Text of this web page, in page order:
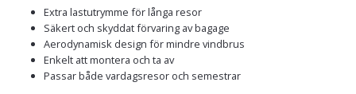
Extra lastutrymme för långa resor
Säkert och skyddat förvaring av bagage
Aerodynamisk design för mindre vindbrus
Enkelt att montera och ta av
Passar både vardagsresor och semestrar